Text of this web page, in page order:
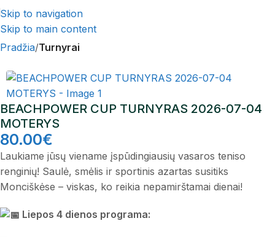
Skip to navigation
Skip to main content
Pradžia Turnyrai
BEACHPOWER CUP TURNYRAS 2026-07-04
MOTERYS
80.00€
Laukiame jūsų viename įspūdingiausių vasaros teniso
renginių! Saulė, smėlis ir sportinis azartas susitiks
Monciškėse – viskas, ko reikia nepamirštamai dienai!
Liepos 4 dienos programa: